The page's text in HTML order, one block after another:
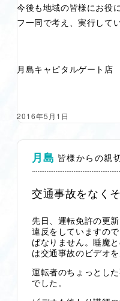
今後も地域の皆様にお役
フ一同で考え、実行して
月島キャピタルゲート
2016年5月1日
月島 皆様からの親
交通事故をなく
先日、運転免許の更
違反をしていますので
ばなりません。睡魔
は交通事故のビデオ
運転者のちょっとし
でした。